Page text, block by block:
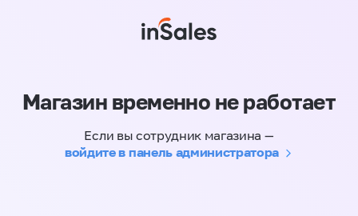
Магазин временно не работает
Если вы сотрудник магазина —
войдите в панель администратора